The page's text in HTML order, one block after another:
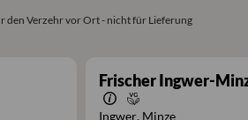
den Verzehr vor Ort - nicht für Lieferung
Frischer Ingwer-
Ingwer Minze